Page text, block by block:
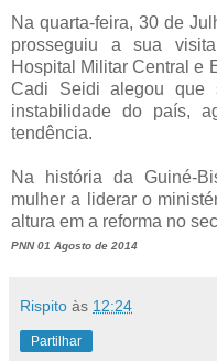
Na quarta-feira, 30 de
prosseguiu a sua
Hospital Militar Central e
Cadi Seidi alegou que
instabilidade do país,
tendência.
Na história da Guiné-
mulher a liderar o
altura em a reforma no
PNN 01 Agosto de 2014
Rispito às 12:24
Partilhar